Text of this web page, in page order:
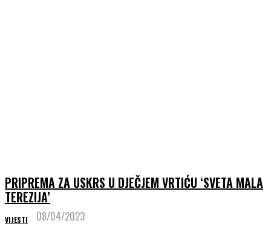
PRIPREMA ZA USKRS U DJEČJEM VRTIĆU ‘SVETA MALA
TEREZIJA’
VIJESTI 08/04/2023